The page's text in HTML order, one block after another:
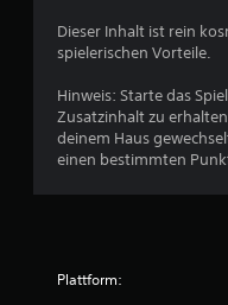
Dieser Inhalt ist rein
spielerischen Vorteile.
Hinweis: Starte das
Zusatzinhalt zu
deinem Haus
einen bestimmten
Plattform: